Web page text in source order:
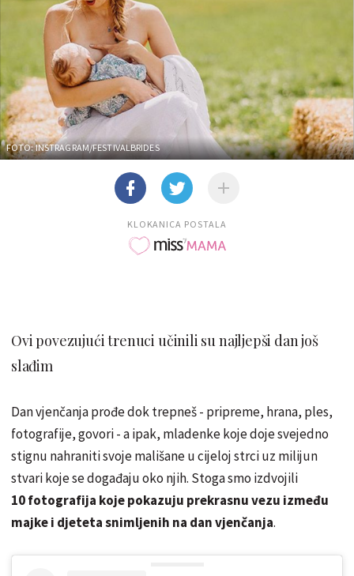
FOTO: INSTRAGRAM/FESTIVALBRIDES
KLOKANICA POSTALA
Ovi povezujući trenuci učinili su najljepši dan još
slađim
Dan vjenčanja prođe dok trepneš - pripreme, hrana, ples,
fotografije, govori - a ipak, mladenke koje doje svejedno
stignu nahraniti svoje mališane u cijeloj strci uz milijun
stvari koje se događaju oko njih. Stoga smo izdvojili
10 fotografija koje pokazuju prekrasnu vezu između
majke i djeteta snimljenih na dan vjenčanja.